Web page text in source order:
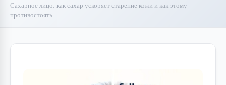
Сахарное лицо: как сахар ускоряет старение кожи и как этому
противостоять